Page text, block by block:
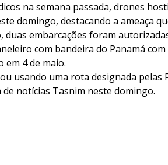
na semana passada, drones
domingo, destacando a ameaça
duas embarcações foram
com bandeira do Panamá
em 4 de maio.
usando uma rota designada pelas
notícias Tasnim neste domingo.